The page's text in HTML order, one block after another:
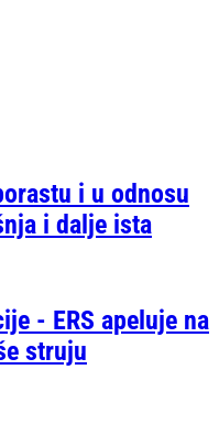
i u odnosu
i dalje ista
- ERS apeluje na
struju